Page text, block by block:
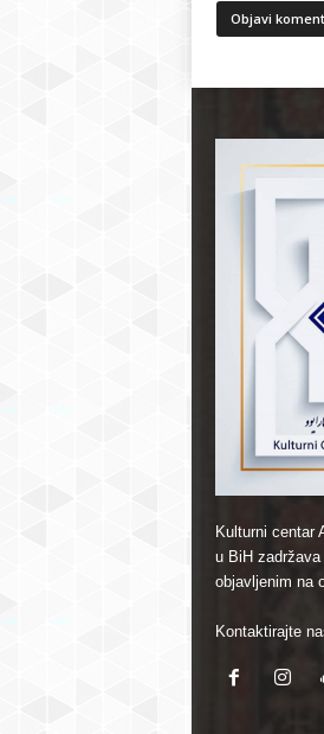
Kulturni centar
u BiH
objavljenim na
Kontaktirajte